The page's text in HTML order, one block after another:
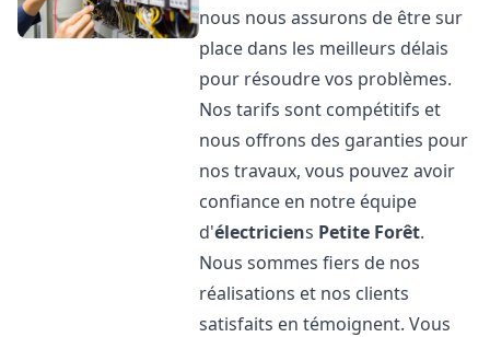
nous nous assurons de être sur
place dans les meilleurs délais
pour résoudre vos problèmes.
Nos tarifs sont compétitifs et
nous offrons des garanties pour
nos travaux, vous pouvez avoir
confiance en notre équipe
d'électriciens Petite Forêt.
Nous sommes fiers de nos
réalisations et nos clients
satisfaits en témoignent. Vous